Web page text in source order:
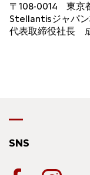
〒108-0014 東京
Stellantisジャパ
代表取締役社長
SNS